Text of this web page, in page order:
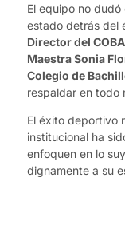
El equipo no
estado detrás del
Director del
Maestra Sonia
Colegio de
respaldar en todo
El éxito deportivo
institucional ha
enfoquen en lo
dignamente a su